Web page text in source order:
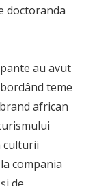
doctoranda
au avut
teme
african
culturii
compania